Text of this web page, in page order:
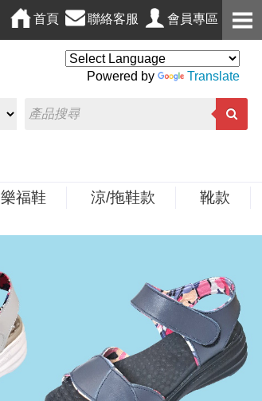
會員專區
聯絡客服
首頁
Powered by Translate
樂福鞋 涼/拖鞋款
靴款
t